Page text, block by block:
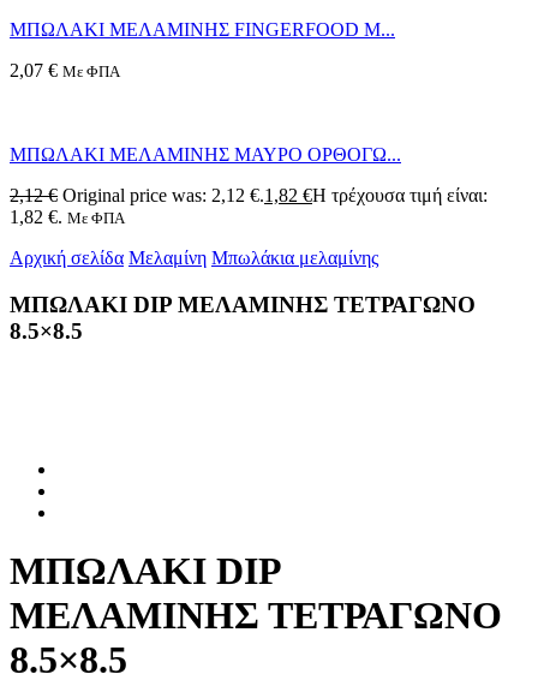
ΜΠΩΛΑΚΙ ΜΕΛΑΜΙΝΗΣ FINGERFOOD Μ...
2,07 € Με ΦΠΑ
ΜΠΩΛΑΚΙ ΜΕΛΑΜΙΝΗΣ ΜΑΥΡΟ ΟΡΘΟΓΩ...
2,12€ Original price was: 2,12 €.1,82 €Η τρέχουσα τιμή είναι:
1,82 €. Με ΦΠΑ
Αρχική σελίδα Μελαμίνη Μπωλάκια μελαμίνης
ΜΠΩΛΑΚΙ DIP ΜΕΛΑΜΙΝΗΣ ΤΕΤΡΑΓΩΝΟ
8.5×8.5
ΜΠΩΛΑΚΙ DIP
ΜΕΛΑΜΙΝΗΣ ΤΕΤΡΑΓΩΝΟ
8.5×8.5